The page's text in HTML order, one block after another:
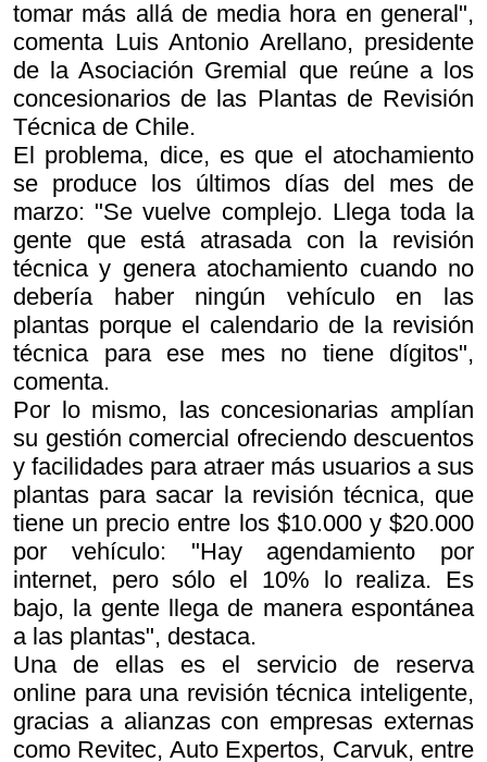
tomar más allá de media hora en general",
comenta Luis Antonio Arellano, presidente
de la Asociación Gremial que reúne a los
concesionarios de las Plantas de Revisión
Técnica de Chile.
El problema, dice, es que el atochamiento
se produce los últimos días del mes de
marzo: "Se vuelve complejo. Llega toda la
gente que está atrasada con la revisión
técnica y genera atochamiento cuando no
debería haber ningún vehículo en las
plantas porque el calendario de la revisión
técnica para ese mes no tiene dígitos",
comenta.
Por lo mismo, las concesionarias amplían
su gestión comercial ofreciendo descuentos
y facilidades para atraer más usuarios a sus
plantas para sacar la revisión técnica, que
tiene un precio entre los $10.000 y $20.000
por vehículo: "Hay agendamiento por
internet, pero sólo el 10% lo realiza. Es
bajo, la gente llega de manera espontánea
a las plantas", destaca.
Una de ellas es el servicio de reserva
online para una revisión técnica inteligente,
gracias a alianzas con empresas externas
como Revitec, Auto Expertos, Carvuk, entre